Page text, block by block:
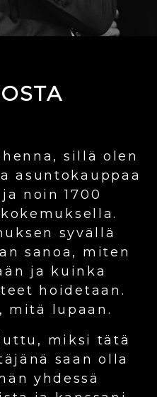
sillä olen
asuntokauppaa
noin 1700
syvällä
sanoa, miten
ja kuinka
hoidetaan.
mitä lupaan.
miksi tätä
saan olla
yhdessä